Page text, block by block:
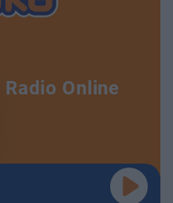
Radio Online